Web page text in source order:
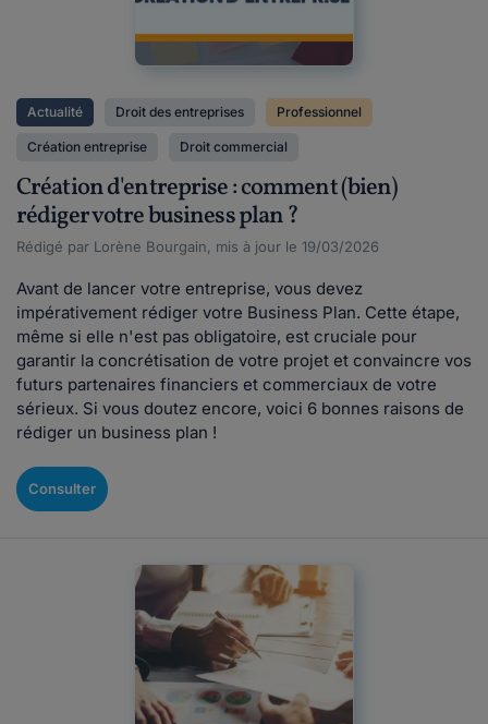
Actualité Droit des entreprises Professionnel
Création entreprise Droit commercial
Création d'entreprise : comment (bien)
rédiger votre business plan ?
Rédigé par Lorène Bourgain, mis à jour le 19/03/2026
Avant de lancer votre entreprise, vous devez
impérativement rédiger votre Business Plan. Cette étape,
même si elle n'est pas obligatoire, est cruciale pour
garantir la concrétisation de votre projet et convaincre vos
futurs partenaires financiers et commerciaux de votre
sérieux. Si vous doutez encore, voici 6 bonnes raisons de
rédiger un business plan !
Consulter